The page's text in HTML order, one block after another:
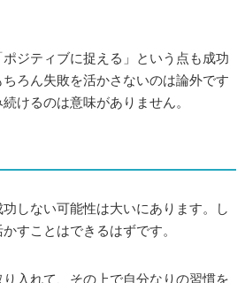
ジティブに捉える」という点も成功
ろん失敗を活かさないのは論外です
けるのは意味がありません。
しない可能性は大いにあります。し
すことはできるはずです。
入れて、その上で自分なりの習慣を